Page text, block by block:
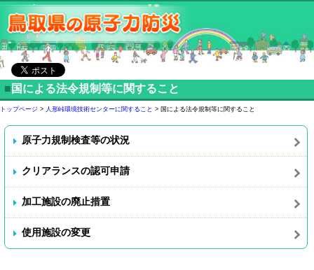
■ 国による法令規制等に関すること
トップページ > 人形峠環境技術センターに関すること > 国による法令規制等に関すること
原子力規制検査等の状況
クリアランスの認可申請
加工施設の廃止措置
使用施設の変更